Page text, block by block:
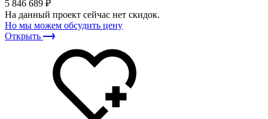
5 846 689 ₽
На данный проект сейчас нет скидок.
Но мы можем обсудить цену
Открыть